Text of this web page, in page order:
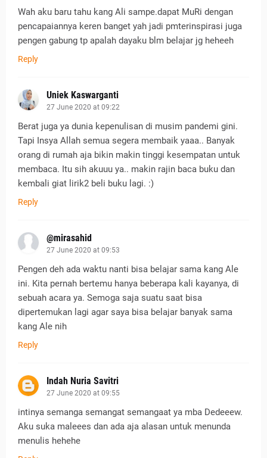
Wah aku baru tahu kang Ali sampe.dapat MuRi dengan
pencapaiannya keren banget yah jadi pmterinspirasi juga
pengen gabung tp apalah dayaku blm belajar jg heheeh
Reply
Uniek Kaswarganti
27 June 2020 at 09:22
Berat juga ya dunia kepenulisan di musim pandemi gini.
Tapi Insya Allah semua segera membaik yaaa.. Banyak
orang di rumah aja bikin makin tinggi kesempatan untuk
membaca. Itu sih akuuu ya.. makin rajin baca buku dan
kembali giat lirik2 beli buku lagi. :)
Reply
@mirasahid
27 June 2020 at 09:53
Pengen deh ada waktu nanti bisa belajar sama kang Ale
ini. Kita pernah bertemu hanya beberapa kali kayanya, di
sebuah acara ya. Semoga saja suatu saat bisa
dipertemukan lagi agar saya bisa belajar banyak sama
kang Ale nih
Reply
Indah Nuria Savitri
27 June 2020 at 09:55
intinya semanga semangat semangaat ya mba Dedeeew.
Aku suka maleees dan ada aja alasan untuk menunda
menulis hehehe